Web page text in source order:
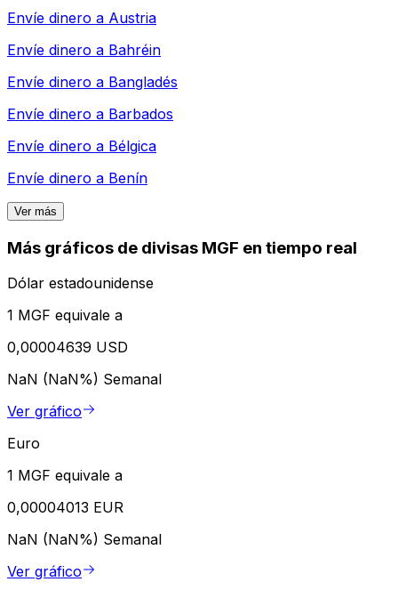
Envíe dinero a Austria
Envíe dinero a Bahréin
Envíe dinero a Bangladés
Envíe dinero a Barbados
Envíe dinero a Bélgica
Envíe dinero a Benín
Ver más
Más gráficos de divisas MGF en tiempo real
Dólar estadounidense
1 MGF equivale a
0,00004639 USD
NaN (NaN%) Semanal
Ver gráfico
Euro
1 MGF equivale a
0,00004013 EUR
NaN (NaN%) Semanal
Ver gráfico